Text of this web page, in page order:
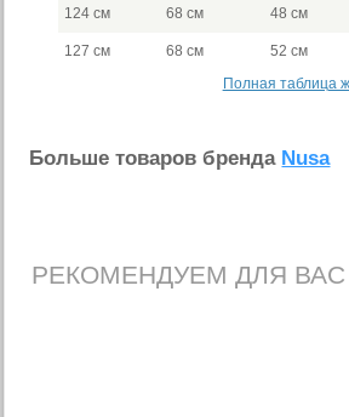
124 см 68 см 48 см
127 см 68 см 52 см
Полная таблица
Больше товаров бренда Nusa
РЕКОМЕНДУЕМ ДЛЯ ВАС